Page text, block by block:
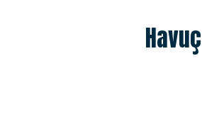
Havuç